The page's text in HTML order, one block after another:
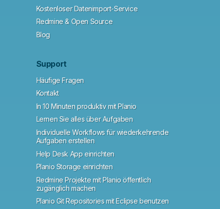
Kostenloser Datenimport-Service
Redmine & Open Source
Blog
Support
Häufige Fragen
Kontakt
In 10 Minuten produktiv mit Planio
Lernen Sie alles über Aufgaben
Individuelle Workflows für wiederkehrende
Aufgaben erstellen
Help Desk App einrichten
Planio Storage einrichten
Redmine Projekte mit Planio öffentlich
zugänglich machen
Planio Git Repositories mit Eclipse benutzen